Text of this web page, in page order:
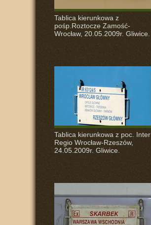
Tablica kierunkowa z
pośp.Roztocze Zamość-
Wrocław, 20.05.2009r. Gliwice.
Tablica kierunkowa z poc. Inter
Regio Wrocław-Rzeszów,
24.05.2009r. Gliwice.